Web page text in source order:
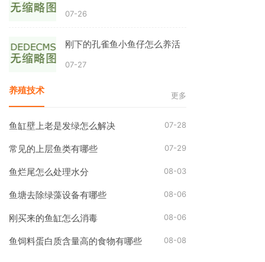
07-26
刚下的孔雀鱼小鱼仔怎么养活
07-27
养殖技术 更多
鱼缸壁上老是发绿怎么解决 07-28
常见的上层鱼类有哪些 07-29
鱼烂尾怎么处理水分 08-03
鱼塘去除绿藻设备有哪些 08-06
刚买来的鱼缸怎么消毒 08-06
鱼饲料蛋白质含量高的食物有哪些 08-08